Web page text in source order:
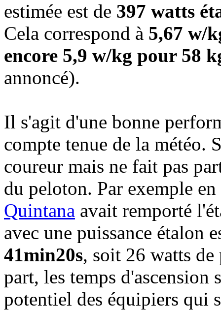
estimée est de 397 watts
Cela correspond à 5,67 w/
encore 5,9 w/kg pour 58
annoncé).
Il s'agit d'une bonne
compte tenue de la météo.
coureur mais ne fait pas
du peloton. Par exemple en
Quintana avait remporté
avec une puissance étalon
41min20s, soit 26 watts de
part, les temps
potentiel des équipiers qui